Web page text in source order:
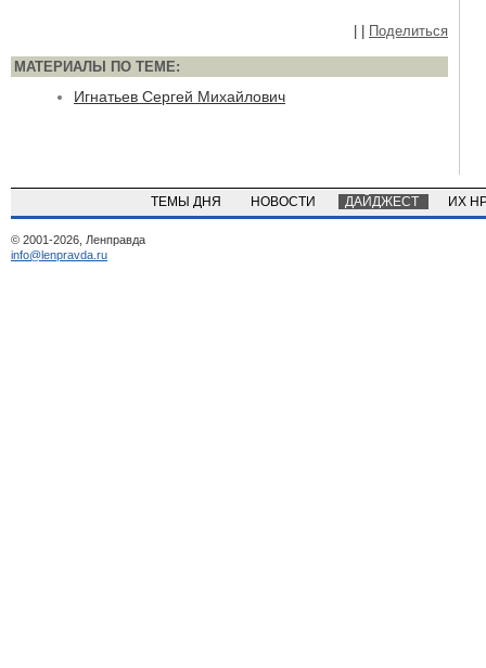
Поделиться
МАТЕРИАЛЫ ПО ТЕМЕ:
Игнатьев Сергей Михайлович
ТЕМЫ ДНЯ НОВОСТИ ДАЙДЖЕСТ ИХ
© 2001-2026, Ленправда
info@lenpravda.ru